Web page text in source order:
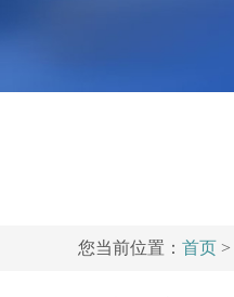
您当前位置： 首页 >